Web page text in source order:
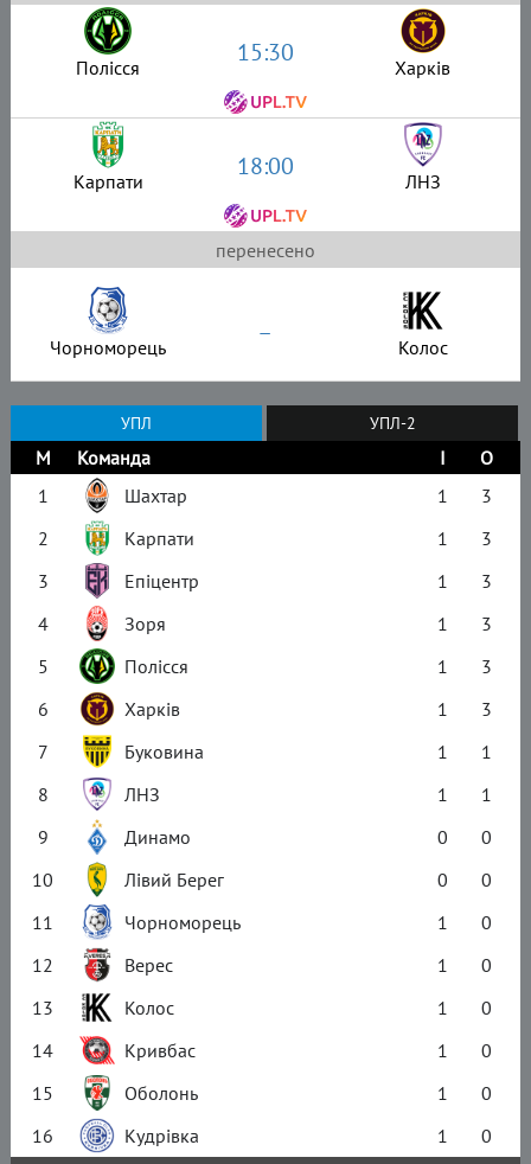
Полісся 15:30 Харків
Карпати 18:00 ЛНЗ
перенесено
Чорноморець – Колос
УПЛ УПЛ-2
М Команда І
О
1
Шахтар 1
3
2
Карпати 1
3
3
Епіцентр 1
3
4
Зоря 1
3
5
Полісся 1
3
6
Харків 1
3
7
Буковина 1
1
8
ЛНЗ 1
1
9
Динамо 0
0
10
Лівий Берег 0
0
11
Чорноморець 1
0
12
Верес 1
0
13
Колос 1
0
14
Кривбас 1
0
15
Оболонь 1
0
16
Кудрівка 1 0